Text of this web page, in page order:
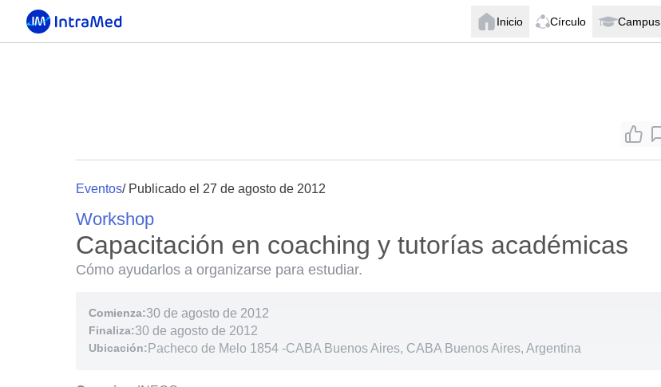
Inicio Círculo Campus
Eventos/ Publicado el 27 de agosto de 2012
Workshop
Capacitación en coaching y tutorías académicas
Cómo ayudarlos a organizarse para estudiar.
Comienza:30 de agosto de 2012
Finaliza:30 de agosto de 2012
Ubicación: Pacheco de Melo 1854 -CABA Buenos Aires, CABA Buenos Aires, Argentina